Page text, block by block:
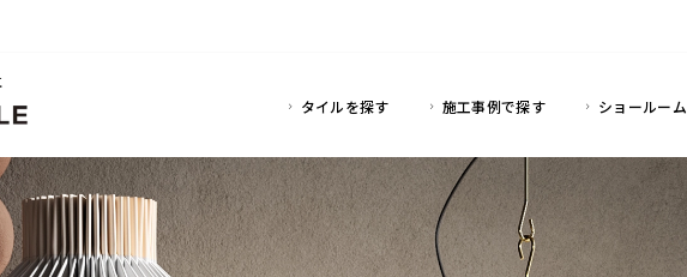
タイルを探す 施工事例で探す ショールーム